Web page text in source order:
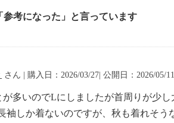
参考になった」と言っています
さん | 購入日：2026/03/27| 公開日：2026/05/11
多いのでLにしましたが首周りが少
しか着ないのですが、秋も着れそう